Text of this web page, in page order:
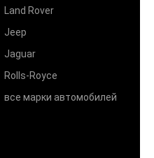
Land Rover
Jeep
Jaguar
Rolls-Royce
все марки автомобилей